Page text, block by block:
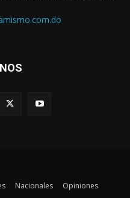
Nacionales
Opiniones